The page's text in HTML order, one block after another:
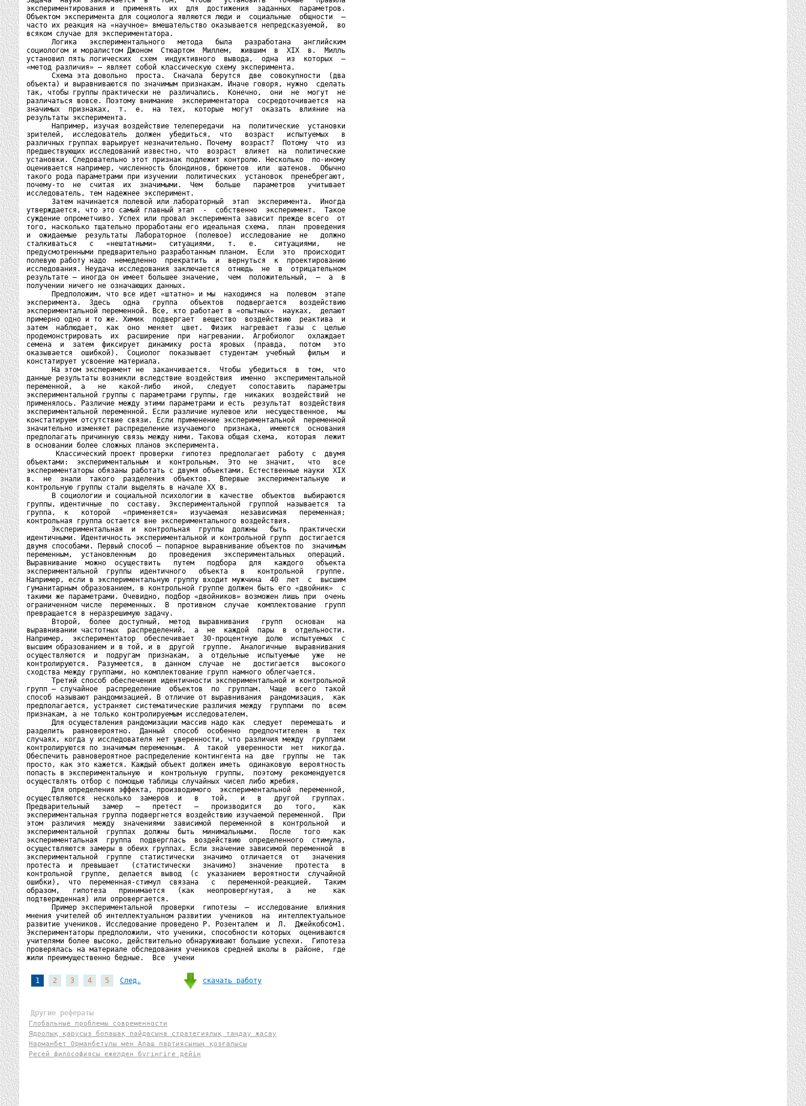
экспериментирования и  применять  их  для  достижения  заданных  параметров.
Объектом эксперимента для социолога являются люди и  социальные  общности  —
часто их реакция на «научное» вмешательство оказывается непредсказуемой,  во
всяком случае для экспериментатора.
      Логика   экспериментального   метода   была   разработана   английским
социологом и моралистом Джоном  Стюартом  Миллем,  жившим  в  XIX  в.  Милль
установил пять логических  схем  индуктивного  вывода,  одна  из  которых  —
«метод различия» — являет собой классическую схему эксперимента.
      Схема эта довольно  проста.  Сначала  берутся  две  совокупности  (два
объекта) и выравниваются по значимым признакам. Иначе говоря, нужно  сделать
так, чтобы группы практически не  различались.  Конечно,  они  не  могут  не
различаться вовсе. Поэтому внимание  экспериментатора  сосредоточивается  на
значимых  признаках,  т.  е.  на  тех,  которые  могут  оказать  влияние  на
результаты эксперимента.
      Например, изучая воздействие телепередачи  на  политические  установки
зрителей,  исследователь  должен  убедиться,  что   возраст   испытуемых   в
различных группах варьирует незначительно. Почему  возраст?  Потому  что  из
предшествующих исследований известно, что  возраст  влияет  на  политические
установки. Следовательно этот признак подлежит контролю. Несколько  по-иному
оценивается например, численность блондинов, брюнетов  или  шатенов.  Обычно
такого рода параметрами при изучении  политических  установок  пренебрегают,
почему-то  не  считая  их  значимыми.  Чем   больше   параметров   учитывает
исследователь, тем надежнее эксперимент.
      Затем начинается полевой или лабораторный  этап  эксперимента.  Иногда
утверждается, что это самый главный этап  -  собственно  эксперимент.  Такое
суждение опрометчиво. Успех или провал эксперимента зависит прежде всего  от
того, насколько тщательно проработаны его идеальная схема,  план  проведения
и  ожидаемые  результаты  Лабораторное  (полевое)  исследование  не   должно
сталкиваться   с   «нештатными»   ситуациями,   т.   е.    ситуациями,    не
предусмотренными предварительно разработанным планом.  Если  это  происходит
полевую работу надо  немедленно  прекратить  и  вернуться  к  проектированию
исследования. Неудача исследования заключается  отнюдь  не  в  отрицательном
результате — иногда он имеет большее значение,  чем  положительный,  —  а  в
получении ничего не означающих данных.
      Предположим, что все идет «штатно» и мы  находимся  на  полевом  этапе
эксперимента.  Здесь   одна   группа   объектов   подвергается   воздействию
экспериментальной переменной. Все, кто работает в «опытных»  науках,  делают
примерно одно и то же. Химик  подвергает  вещество  воздействию  реактива  и
затем  наблюдает,  как  оно  меняет  цвет.  Физик  нагревает  газы  с  целью
продемонстрировать  их  расширение  при  нагревании.  Агробиолог   охлаждает
семена  и  затем  фиксирует  динамику  роста  яровых  (правда,   потом   это
оказывается  ошибкой).  Социолог  показывает  студентам  учебный   фильм   и
констатирует усвоение материала.
      На этом эксперимент не  заканчивается.  Чтобы  убедиться  в  том,  что
данные результаты возникли вследствие воздействия  именно  экспериментальной
переменной,  а   не   какой-либо   иной,   следует   сопоставить   параметры
экспериментальной группы с параметрами группы, где  никаких  воздействий  не
применялось. Различие между этими параметрами и есть  результат  воздействия
экспериментальной переменной. Если различие нулевое или  несущественное,  мы
констатируем отсутствие связи. Если применение экспериментальной  переменной
значительно изменяет распределение изучаемого  признака,  имеются  основания
предполагать причинную связь между ними. Такова общая схема,  которая  лежит
в основании более сложных планов эксперимента.
       Классический проект проверки  гипотез  предполагает  работу  с  двумя
объектами:  экспериментальным  и  контрольным.  Это  не  значит,   что   все
экспериментаторы обязаны работать с двумя объектами. Естественные науки  XIX
в.  не  знали  такого  разделения  объектов.  Впервые  экспериментальную   и
контрольную группы стали выделять в начале XX в.
      В социологии и социальной психологии в  качестве  объектов  выбираются
группы, идентичные  по  составу.  Экспериментальной  группой  называется  та
группа,  к   которой   «применяется»   изучаемая   независимая   переменная;
контрольная группа остается вне экспериментального воздействия.
      Экспериментальная  и  контрольная  группы  должны   быть   практически
идентичными. Идентичность экспериментальной и контрольной групп  достигается
двумя способами. Первый способ — попарное выравнивание объектов по  значимым
переменным,  установленным   до   проведения   экспериментальных   операций.
Выравнивание  можно  осуществить   путем   подбора   для   каждого   объекта
экспериментальной  группы  идентичного   объекта   в   контрольной   группе.
Например, если в экспериментальную группу входит мужчина  40  лет  с  высшим
гуманитарным образованием, в контрольной группе должен быть его «двойник»  с
такими же параметрами. Очевидно, подбор «двойников» возможен лишь при  очень
ограниченном числе  переменных.  В  противном  случае  комплектование  групп
превращается в неразрешимую задачу.
      Второй,  более  доступный,  метод  выравнивания   групп   основан   на
выравнивании частотных  распределений,  а  не  каждой  пары  в  отдельности.
Например,  экспериментатор  обеспечивает  30-процентную  долю  испытуемых  с
высшим образованием и в той, и в  другой  группе.  Аналогичные  выравнивания
осуществляются  и  подругам  признакам,  а  отдельные  испытуемые   уже   не
контролируются.  Разумеется,  в  данном  случае  не   достигается   высокого
сходства между группами, но комплектование групп намного облегчается.
      Третий способ обеспечения идентичности экспериментальной и контрольной
групп — случайное  распределение  объектов  по  группам.  Чаще  всего  такой
способ называют рандомизацией. В отличие от выравнивания  рандомизация,  как
предполагается, устраняет систематические различия между  группами  по  всем
признакам, а не только контролируемым исследователем.
      Для осуществления рандомизации массив надо как  следует  перемешать  и
разделить  равновероятно.  Данный  способ  особенно  предпочтителен  в   тех
случаях, когда у исследователя нет уверенности, что различия между  группами
контролируются по значимым переменным.  А  такой  уверенности  нет  никогда.
Обеспечить равновероятное распределение контингента на  две  группы  не  так
просто, как это кажется. Каждый объект должен иметь  одинаковую  вероятность
попасть в экспериментальную  и  контрольную  группы,  поэтому  рекомендуется
осуществлять отбор с помощью таблицы случайных чисел либо жребия.
      Для определения эффекта, производимого  экспериментальной  переменной,
осуществляются  несколько  замеров  и   в   той,   и   в   другой   группах.
Предварительный   замер   —   претест   —   производится   до   того,    как
экспериментальная группа подвергнется воздействию изучаемой переменной.  При
этом  различия  между  значениями  зависимой  переменной  в  контрольной   и
экспериментальной  группах  должны  быть  минимальными.   После   того   как
экспериментальная  группа  подверглась  воздействию  определенного  стимула,
осуществляются замеры в обеих группах. Если значение зависимой переменной  в
экспериментальной  группе  статистически  значимо  отличается  от   значения
протеста  и  превышает   (статистически   значимо)   значение   протеста   в
контрольной  группе,  делается  вывод  (с  указанием  вероятности  случайной
ошибки),  что  переменная-стимул  связана   с   переменной-реакцией.   Таким
образом,   гипотеза   принимается   (как   неопровергнутая,   а    не    как
подтвержденная) или опровергается.
      Пример экспериментальной  проверки  гипотезы  —  исследование  влияния
мнения учителей об интеллектуальном развитии  учеников  на  интеллектуальное
развитие учеников. Исследование проведено Р. Розенталем  и  Л.  Джейкобсом1.
Экспериментаторы предположили, что ученики, способности которых  оцениваются
учителями более высоко, действительно обнаруживают большие успехи.  Гипотеза
проверялась на материале обследования учеников средней школы в  районе,  где
жили преимущественно бедные.  Все  учени
1 2 3 4 5 След. скачать работу
Другие рефераты
Глобальные проблемы современности
Ядролық қарусыз болашақ пайдасына стратегиялық таңдау жасау
Нарманбет Орманбетұлы мен Алаш партиясының қозғалысы
Ресей философиясы ежелден бүгінгіге дейін